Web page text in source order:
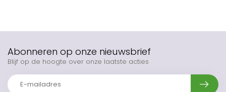
Abonneren op onze nieuwsbrief
Blijf op de hoogte over onze laatste acties